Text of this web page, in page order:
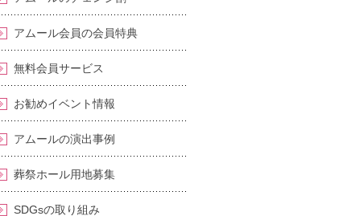
アムール会員の会員特典
無料会員サービス
お勧めイベント情報
アムールの演出事例
葬祭ホール用地募集
SDGsの取り組み